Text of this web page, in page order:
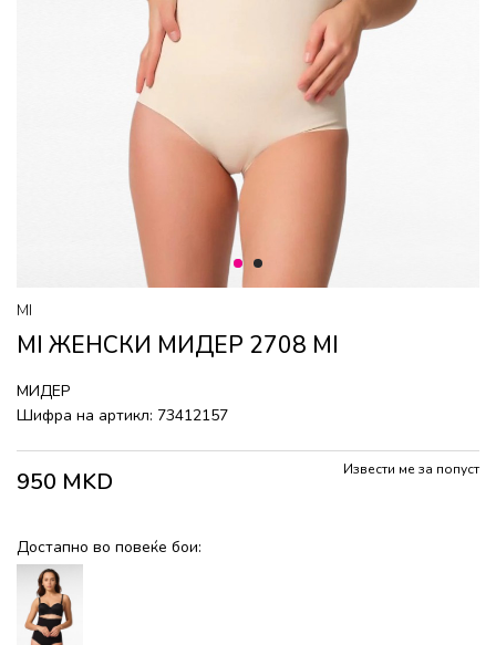
1 2
MI
MI ЖЕНСКИ МИДЕР 2708 MI
МИДЕР
Шифра на артикл: 73412157
950 MKD Извести ме за попуст
Достапно во повеќе бои: